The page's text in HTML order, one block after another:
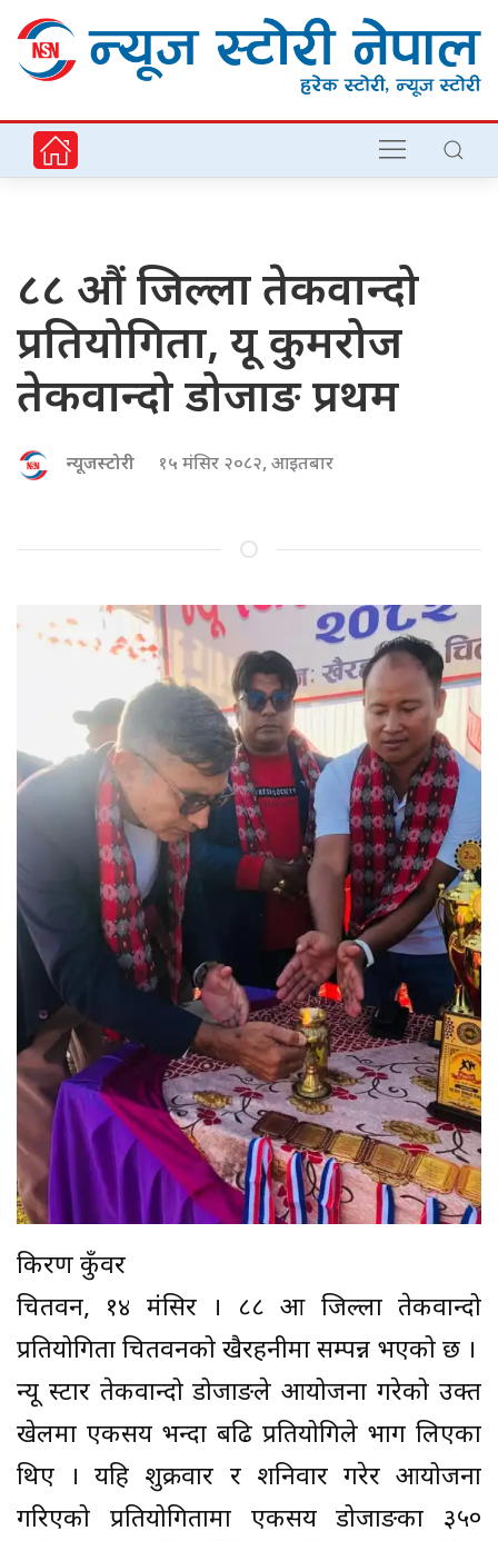
८८ औं जिल्ला तेकवान्दो
प्रतियोगिता, यू कुमरोज
तेकवान्दो डोजाङ प्रथम
न्यूजस्टोरी १५ मंसिर २०८२, आइतबार
किरण कुँवर
चितवन, १४ मंसिर । ८८ औं जिल्ला तेकवान्दो
प्रतियोगिता चितवनको खैरहनीमा सम्पन्न भएको छ ।
न्यू स्टार तेकवान्दो डोजाङले आयोजना गरेको उक्त
खेलमा एकसय भन्दा बढि प्रतियोगिले भाग लिएका
थिए । यहि शुक्रवार र शनिवार गरेर आयोजना
गरिएको प्रतियोगितामा एकसय डोजाङका ३५०